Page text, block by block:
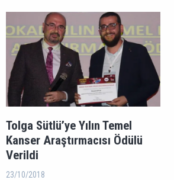
Tolga Sütlü’ye Yılın Temel
Kanser Araştırmacısı Ödülü
Verildi
23/10/2018